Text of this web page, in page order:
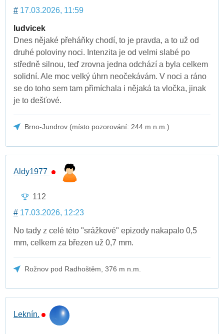
# 17.03.2026, 11:59
ludvicek
Dnes nějaké přeháňky chodí, to je pravda, a to už od
druhé poloviny noci. Intenzita je od velmi slabé po
středně silnou, teď zrovna jedna odchází a byla celkem
solidní. Ale moc velký úhrn neočekávám. V noci a ráno
se do toho sem tam přimíchala i nějaká ta vločka, jinak
je to dešťové.
Brno-Jundrov (místo pozorování: 244 m n.m.)
Aldy1977
112
# 17.03.2026, 12:23
No tady z celé této "srážkové" epizody nakapalo 0,5
mm, celkem za březen už 0,7 mm.
Rožnov pod Radhoštěm, 376 m n.m.
Leknín.